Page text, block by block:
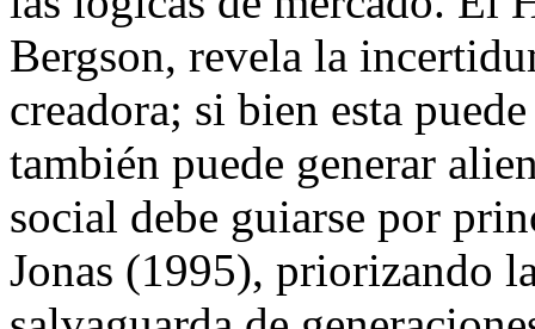
Bergson, revela la
creadora; si bien esta
también puede generar
social debe guiarse por
Jonas (1995), priorizando